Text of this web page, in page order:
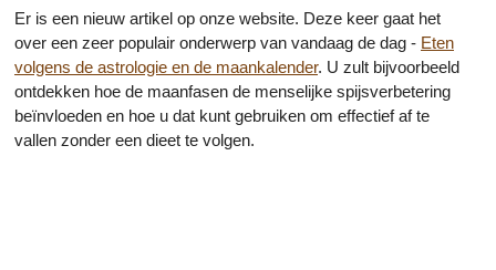
Er is een nieuw artikel op onze website. Deze keer gaat het
over een zeer populair onderwerp van vandaag de dag - Eten
volgens de astrologie en de maankalender. U zult bijvoorbeeld
ontdekken hoe de maanfasen de menselijke spijsverbetering
beïnvloeden en hoe u dat kunt gebruiken om effectief af te
vallen zonder een dieet te volgen.